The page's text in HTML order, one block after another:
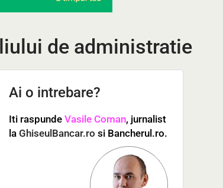
de administratie
Ai o intrebare?
Iti raspunde Vasile Coman, jurnalist
la GhiseulBancar.ro si Bancherul.ro.